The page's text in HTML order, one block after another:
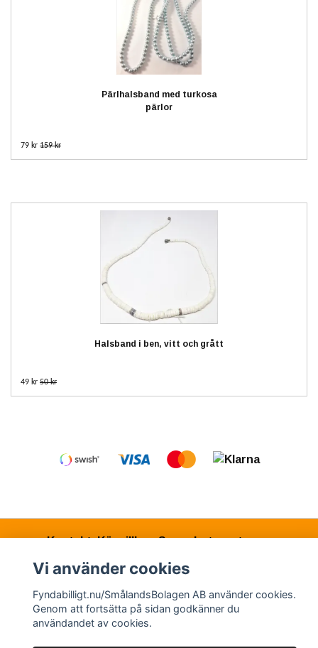
Pärlhalsband med turkosa
pärlor
79 kr 159 kr
Halsband i ben, vitt och grått
49 kr 50 kr
Kontakt Köpvillkor Samarbetspartners
© Copyright 2026 Fyndabilligt.nu/SmålandsBolagen
Vi använder cookies
Fyndabilligt.nu/SmålandsBolagen AB använder cookies.
Genom att fortsätta på sidan godkänner du
användandet av cookies.